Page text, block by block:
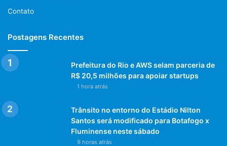
Contato
Postagens Recentes
Prefeitura do Rio e AWS selam parceria de
R$ 20,5 milhões para apoiar startups
1 hora atrás
Trânsito no entorno do Estádio Nilton
Santos será modificado para Botafogo x
Fluminense neste sábado
9 horas atrás